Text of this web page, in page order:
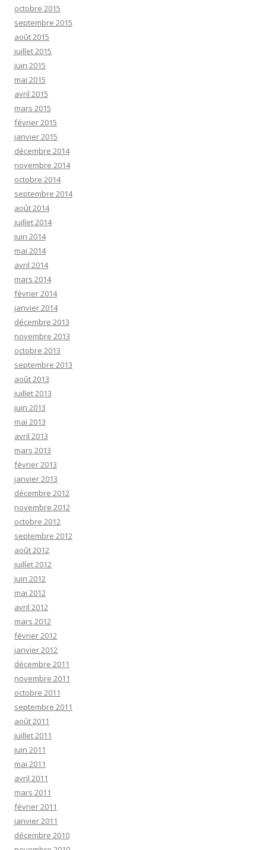
octobre 2015
septembre 2015
août 2015
juillet 2015
juin 2015
mai 2015
avril 2015
mars 2015
février 2015
janvier 2015
décembre 2014
novembre 2014
octobre 2014
septembre 2014
août 2014
juillet 2014
juin 2014
mai 2014
avril 2014
mars 2014
février 2014
janvier 2014
décembre 2013
novembre 2013
octobre 2013
septembre 2013
août 2013
juillet 2013
juin 2013
mai 2013
avril 2013
mars 2013
février 2013
janvier 2013
décembre 2012
novembre 2012
octobre 2012
septembre 2012
août 2012
juillet 2012
juin 2012
mai 2012
avril 2012
mars 2012
février 2012
janvier 2012
décembre 2011
novembre 2011
octobre 2011
septembre 2011
août 2011
juillet 2011
juin 2011
mai 2011
avril 2011
mars 2011
février 2011
janvier 2011
décembre 2010